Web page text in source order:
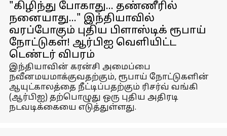
"கிழிந்து போகாது... தண்ணீரில்
நனையாது..." இந்தியாவில்
வரப்போகும் புதிய பிளாஸ்டிக் ரூபாய்
நோட்டுகள்! ஆர்பிஐ வெளியிட்ட
டெண்டர் விபரம்
இந்தியாவின் கரன்சி அமைப்பை
நவீனமயமாக்குவதற்கும், ரூபாய் நோட்டுகளின்
ஆயுட்காலத்தை நீட்டிப்பதற்கும் ரிசர்வ் வங்கி
(ஆர்பிஐ) தற்பொழுது ஒரு புதிய அதிரடி
நடவடிக்கையை எடுத்துள்ளது.